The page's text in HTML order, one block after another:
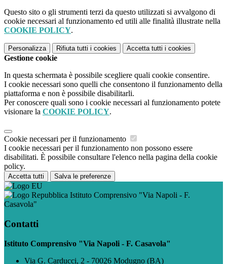
Questo sito o gli strumenti terzi da questo utilizzati si avvalgono di
cookie necessari al funzionamento ed utili alle finalità illustrate nella
COOKIE POLICY.
Personalizza Rifiuta tutti i cookies Accetta tutti i cookies
Gestione cookie
In questa schermata è possibile scegliere quali cookie consentire.
I cookie necessari sono quelli che consentono il funzionamento della
piattaforma e non è possibile disabilitarli.
Per conoscere quali sono i cookie necessari al funzionamento potete
visionare la COOKIE POLICY.
Cookie necessari per il funzionamento
I cookie necessari per il funzionamento non possono essere
disabilitati. È possibile consultare l'elenco nella pagina della cookie
policy.
Accetta tutti Salva le preferenze
Istituto Comprensivo "Via Napoli - F.
Casavola"
Contatti
Istituto Comprensivo "Via Napoli - F. Casavola"
Via G. Carducci, 2 - 70026 Modugno (BA)